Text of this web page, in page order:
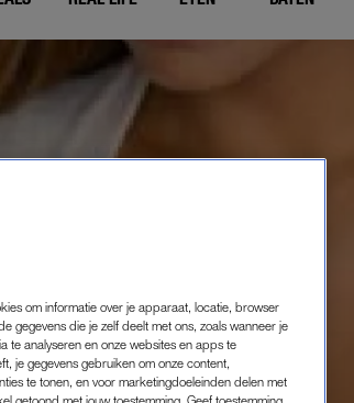
om informatie over je apparaat, locatie, browser
gegevens die je zelf deelt met ons, zoals wanneer je
te analyseren en onze websites en apps te
je gegevens gebruiken om onze content,
te tonen, en voor marketingdoeleinden delen met